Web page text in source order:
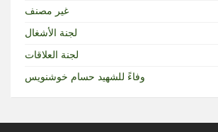
غير مصنف
لجنة الأشغال
لجنة العلاقات
وفاءً للشهيد حسام خوشنويس